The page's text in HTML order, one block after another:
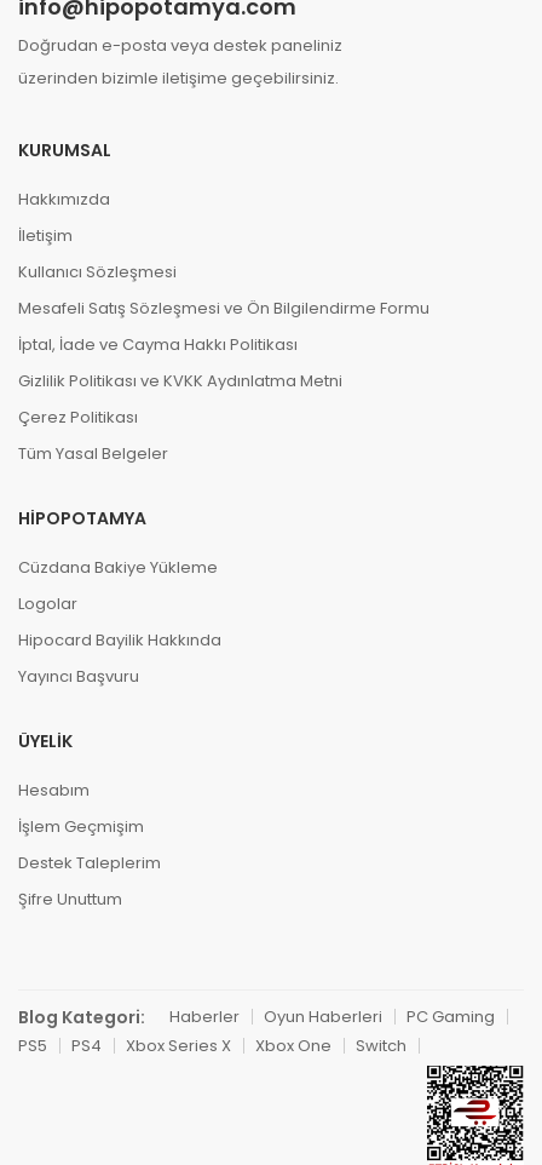
info@hipopotamya.com
Doğrudan e-posta veya destek paneliniz
üzerinden bizimle iletişime geçebilirsiniz.
KURUMSAL
Hakkımızda
İletişim
Kullanıcı Sözleşmesi
Mesafeli Satış Sözleşmesi ve Ön Bilgilendirme Formu
İptal, İade ve Cayma Hakkı Politikası
Gizlilik Politikası ve KVKK Aydınlatma Metni
Çerez Politikası
Tüm Yasal Belgeler
HIPOPOTAMYA
Cüzdana Bakiye Yükleme
Logolar
Hipocard Bayilik Hakkında
Yayıncı Başvuru
ÜYELIK
Hesabım
İşlem Geçmişim
Destek Taleplerim
Şifre Unuttum
Blog Kategori: Haberler Oyun Haberleri
PC Gaming
PS5
PS4 Xbox Series X Xbox One Switch